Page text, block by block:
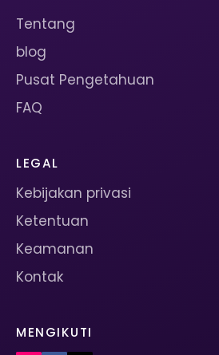
Tentang
blog
Pusat Pengetahuan
FAQ
LEGAL
Kebijakan privasi
Ketentuan
Keamanan
Kontak
MENGIKUTI